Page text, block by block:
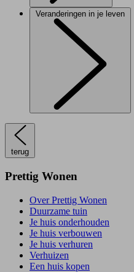
Veranderingen in je leven
terug
Prettig Wonen
Over Prettig Wonen
Duurzame tuin
Je huis onderhouden
Je huis verbouwen
Je huis verhuren
Verhuizen
Een huis kopen